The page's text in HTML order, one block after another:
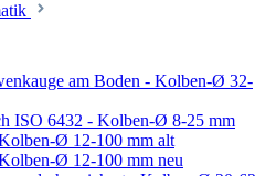
am Boden - Kolben-Ø 32-
ISO 6432 - Kolben-Ø 8-25 mm
Ø 12-100 mm alt
Ø 12-100 mm neu